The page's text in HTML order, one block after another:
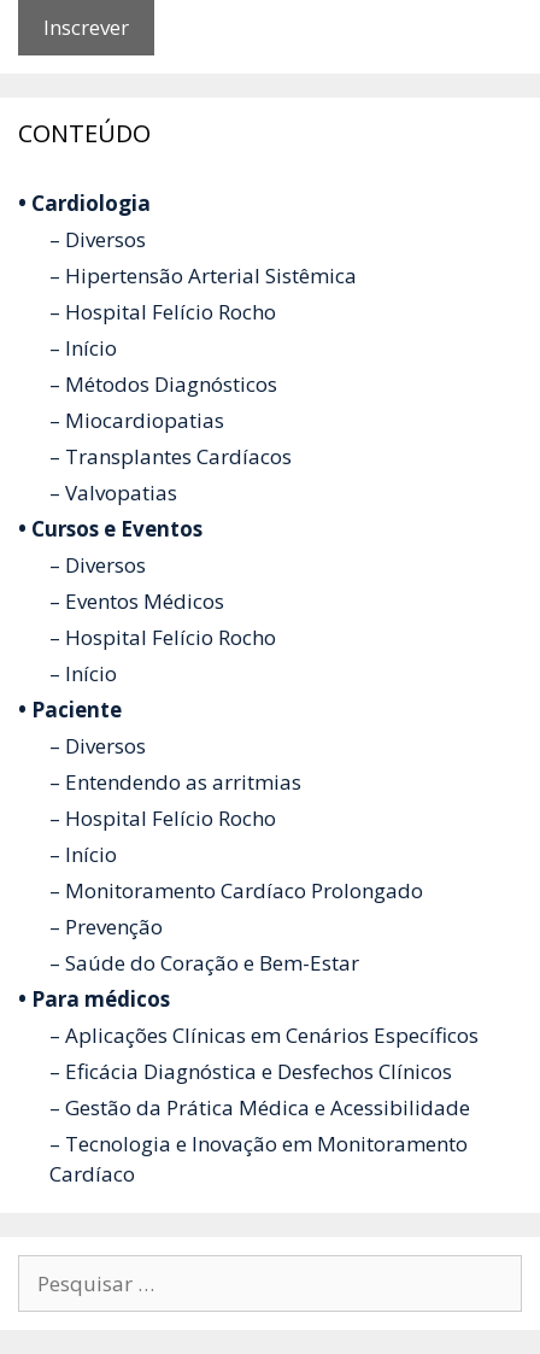
CONTEÚDO
• Cardiologia
– Diversos
– Hipertensão Arterial Sistêmica
– Hospital Felício Rocho
– Início
– Métodos Diagnósticos
– Miocardiopatias
– Transplantes Cardíacos
– Valvopatias
• Cursos e Eventos
– Diversos
– Eventos Médicos
– Hospital Felício Rocho
– Início
• Paciente
– Diversos
– Entendendo as arritmias
– Hospital Felício Rocho
– Início
– Monitoramento Cardíaco Prolongado
– Prevenção
– Saúde do Coração e Bem-Estar
• Para médicos
– Aplicações Clínicas em Cenários Específicos
– Eficácia Diagnóstica e Desfechos Clínicos
– Gestão da Prática Médica e Acessibilidade
– Tecnologia e Inovação em Monitoramento
Cardíaco
por: